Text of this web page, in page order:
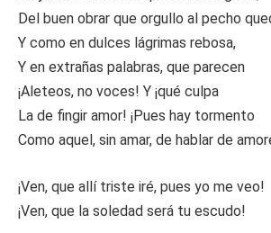
Del buen obrar que orgullo al pecho
Y como en dulces lágrimas rebosa,
Y en extrañas palabras, que parecen
¡Aleteos, no voces! Y ¡qué culpa
La de fingir amor! ¡Pues hay tormento
Como aquel, sin amar, de hablar de
¡Ven, que allí triste iré, pues yo me veo!
¡Ven, que la soledad será tu escudo!